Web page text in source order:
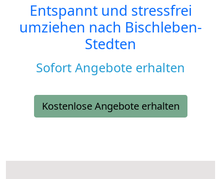
Entspannt und stressfrei
umziehen nach Bischleben-
Stedten
Sofort Angebote erhalten
Kostenlose Angebote erhalten